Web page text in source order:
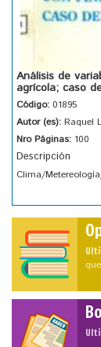
Análisis de
agrícola; caso
Código: 01895
Autor (es): Raquel
Nro Páginas: 100
Descripción
Clima/